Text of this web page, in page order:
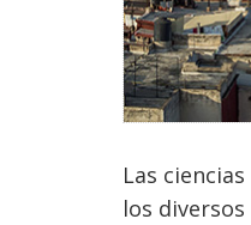
Las
los